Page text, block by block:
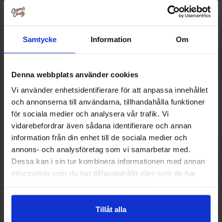
Samtycke Information Om
Denna webbplats använder cookies
Vi använder enhetsidentifierare för att anpassa innehållet
och annonserna till användarna, tillhandahålla funktioner
för sociala medier och analysera vår trafik. Vi
vidarebefordrar även sådana identifierare och annan
information från din enhet till de sociala medier och
annons- och analysföretag som vi samarbetar med.
Dessa kan i sin tur kombinera informationen med annan
information som du har tillhandahållit eller som de har
Tillåt alla
Køb
Andre kunne lide
-20%